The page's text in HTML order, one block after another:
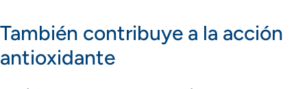
También contribuye a la acción
antioxidante